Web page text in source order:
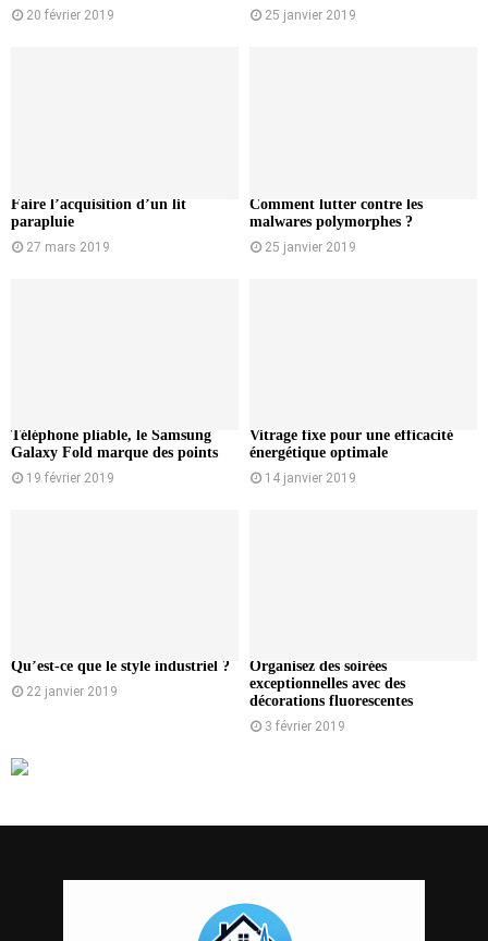
20 février 2019 25 janvier 2019
Faire l’acquisition d’un lit
parapluie
27 mars 2019
Comment lutter contre les
malwares polymorphes ?
25 janvier 2019
Téléphone pliable, le Samsung
Galaxy Fold marque des points
19 février 2019
Vitrage fixe pour une efficacité
énergétique optimale
14 janvier 2019
Qu’est-ce que le style industriel ?
22 janvier 2019
Organisez des soirées
exceptionnelles avec des
décorations fluorescentes
3 février 2019